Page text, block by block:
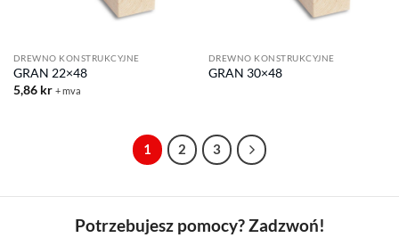
DREWNO KONSTRUKCYJNE
GRAN 22×48
5,86 kr + mva
DREWNO KONSTRUKCYJNE
GRAN 30×48
1 2 3
Potrzebujesz pomocy? Zadzwoń!